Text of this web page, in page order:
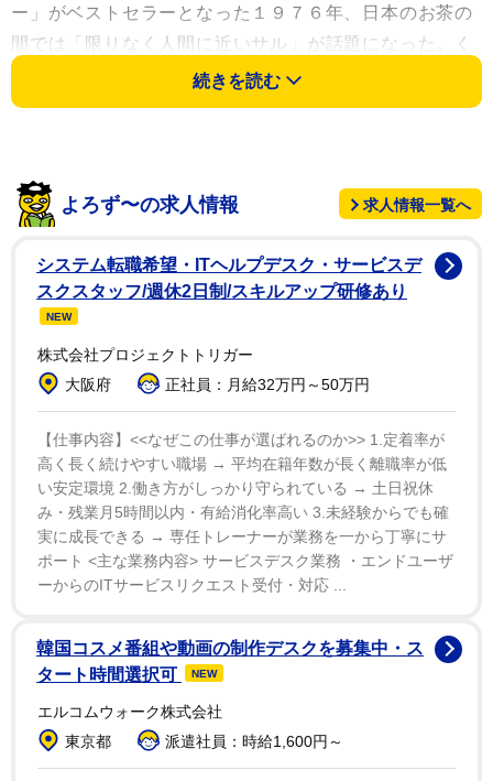
ー」がベストセラーとなった１９７６年、日本のお茶の
間では「限りなく人間に近いサル」が話題になった。く
しくも同作が芥川賞を受賞した同年７月、オリバー君は
米国からチャーター機で羽田空港に降り立った。康は著
ことだった。
スコットランド・ネス湖でのネッシー探索に区切りを
付けた後、康はニューヨークにいる友人の弁護士が「チ
ンパンジーとも人間とも判別できない未知の生き物」を
手に入れたという話を聞いた。興行師の直感が働いて渡
米し、マイアミにある弁護士の別荘に住むオリバーと対
面。「人間と同じように腰や膝を伸ばして歩くなど、そ
の挙動が人間的だった」という直立二足歩行に驚いた。
ビールを飲み、タバコも吸った。
オリバーがコンゴで捕獲された６０年頃、同地域の一
部ではチンパンジーと人間の住民が同居して混血が生ま
れているという説もあった。「染色体の数が人間４６
と、その中間だった」（康）。この数字が混血説の根拠
だった。
日本テレビ系「木曜スペシャル」への出演が決まり、
７６年７月、羽田に到着した身長約１４０センチのオリ
続きを読む
よろず〜の求人情報 求人情報一覧へ
システム転職希望・ITヘルプデスク・サービスデ
スクスタッフ/週休2日制/スキルアップ研修あり
NEW
株式会社プロジェクトトリガー
大阪府
正社員：月給32万円～50万円
【仕事内容】<<なぜこの仕事が選ばれるのか>> 1.定着率が
高く長く続けやすい職場 → 平均在籍年数が長く離職率が低
い安定環境 2.働き方がしっかり守られている → 土日祝休
み・残業月5時間以内・有給消化率高い 3.未経験からでも確
実に成長できる → 専任トレーナーが業務を一から丁寧にサ
ポート <主な業務内容> サービスデスク業務 ・エンドユーザ
ーからのITサービスリクエスト受付・対応 ...
韓国コスメ番組や動画の制作デスクを募集中・ス
タート時間選択可
NEW
エルコムウォーク株式会社
東京都
派遣社員：時給1,600円～